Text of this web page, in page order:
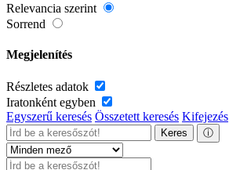
Relevancia szerint
Sorrend
Megjelenítés
Részletes adatok
Iratonként egyben
Egyszerű keresés Összetett keresés Kifejezés
Keres ⓘ